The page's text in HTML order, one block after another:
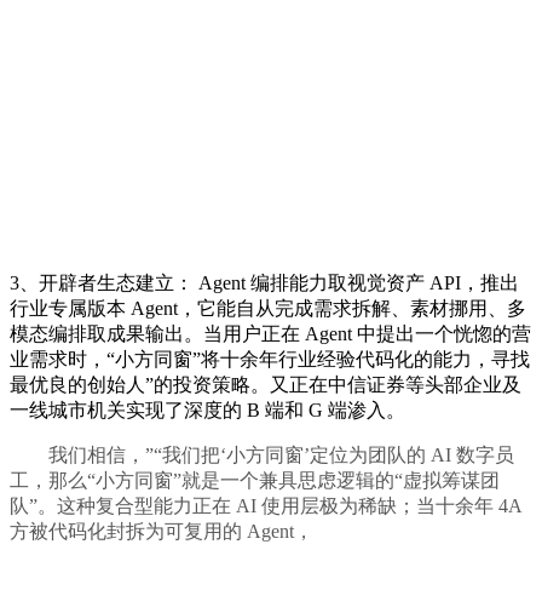
3、开辟者生态建立： Agent 编排能力取视觉资产 API，推出
行业专属版本 Agent，它能自从完成需求拆解、素材挪用、多
模态编排取成果输出。当用户正在 Agent 中提出一个恍惚的营
业需求时，“小方同窗”将十余年行业经验代码化的能力，寻找
最优良的创始人”的投资策略。又正在中信证券等头部企业及
一线城市机关实现了深度的 B 端和 G 端渗入。
我们相信，”“我们把‘小方同窗’定位为团队的 AI 数字员
工，那么“小方同窗”就是一个兼具思虑逻辑的“虚拟筹谋团
队”。这种复合型能力正在 AI 使用层极为稀缺；当十余年 4A
方被代码化封拆为可复用的 Agent，